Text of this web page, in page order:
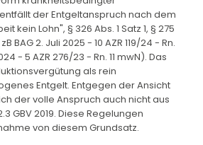
der Entgeltanspruch nach dem
kein Lohn", § 326 Abs. 1 Satz 1, § 275
BAG 2. Juli 2025 - 10 AZR 119/24 - Rn.
- 5 AZR 276/23 - Rn. 11 mwN). Das
als rein
Entgelt. Entgegen der Ansicht
der volle Anspruch auch nicht aus
GBV 2019. Diese Regelungen
von diesem Grundsatz.